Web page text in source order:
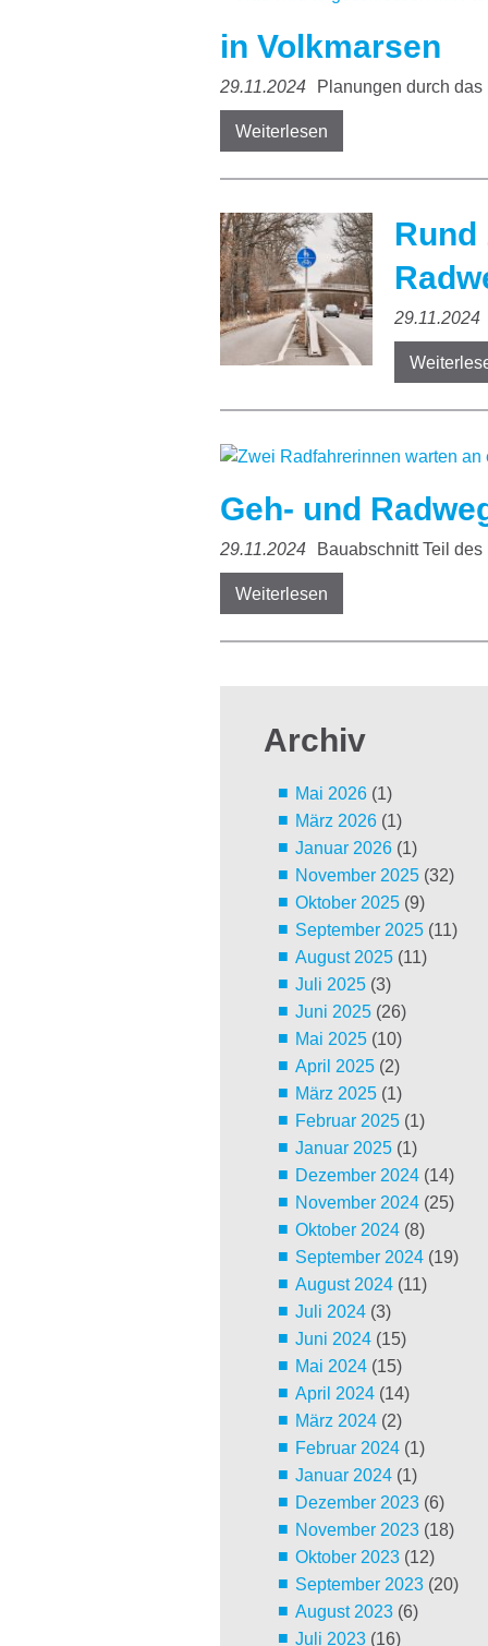
in Volkmarsen
29.11.2024 Planungen durch
Weiterlesen
Rund
29.11.2024
Geh- und
29.11.2024 Bauabschnitt Teil
Weiterlesen
Archiv
Mai 2026(1)
März 2026(1)
Januar 2026(1)
November 2025(32)
Oktober 2025(9)
September 2025(11)
August 2025(11)
Juli 2025(3)
Juni 2025(26)
Mai 2025(10)
April 2025(2)
März 2025(1)
Februar 2025(1)
Januar 2025(1)
Dezember 2024(14)
November 2024(25)
Oktober 2024(8)
September 2024(19)
August 2024(11)
Juli 2024(3)
Juni 2024(15)
Mai 2024(15)
April 2024(14)
März 2024(2)
Februar 2024(1)
Januar 2024(1)
Dezember 2023(6)
November 2023(18)
Oktober 2023(12)
September 2023(20)
August 2023(6)
Juli 2023(16)